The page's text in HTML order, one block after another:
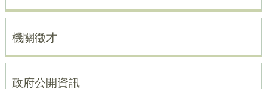
機關徵才
政府公開資訊